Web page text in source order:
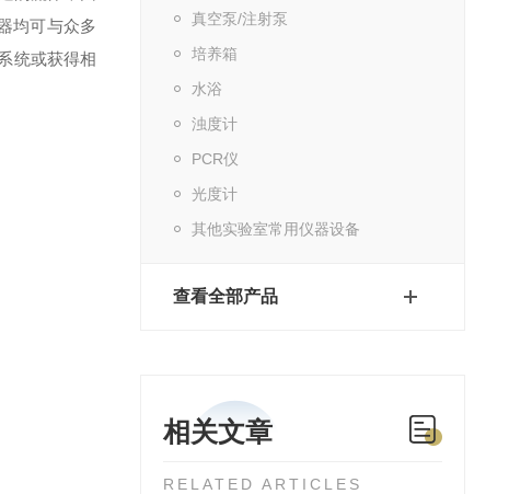
真空泵/注射泵
培养箱
水浴
浊度计
PCR仪
光度计
其他实验室常用仪器设备
查看全部产品
相关文章
RELATED ARTICLES
均可与众多
统或获得相